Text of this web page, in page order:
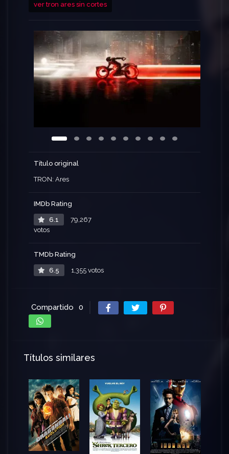
ver tron ares sin cortes
Título original
TRON: Ares
IMDb Rating
6.1
79,267
votos
TMDb Rating
6.5 1,355 votos
Compartido 0
Títulos similares